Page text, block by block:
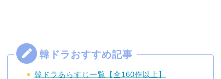
韓ドラあらすじ一覧【全160作以上】